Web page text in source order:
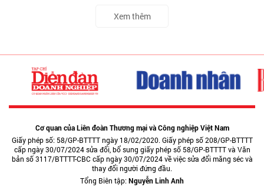
Xem thêm
Cơ quan của Liên đoàn Thương mại và Công nghiệp Việt Nam
Giấy phép số: 58/GP-BTTTT ngày 18/02/2020. Giấy phép số 208/GP-BTTTT
cấp ngày 30/07/2024 sửa đổi, bổ sung giấy phép số 58/GP-BTTTT và Văn
bản số 3117/BTTTT-CBC cấp ngày 30/07/2024 về việc sửa đổi măng séc và
thay đổi người đứng đầu.
Tổng Biên tập:Nguyễn Linh Anh